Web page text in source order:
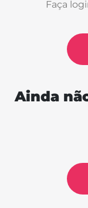
Faça
Ainda